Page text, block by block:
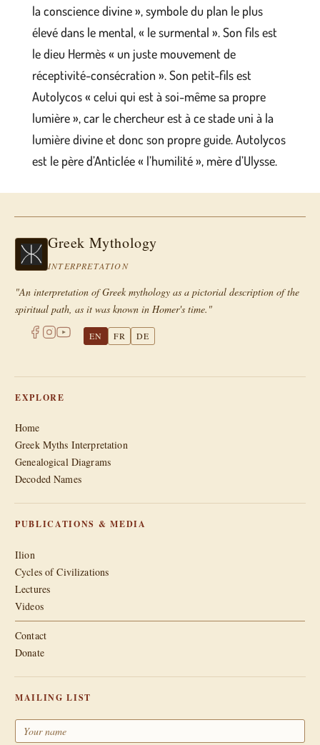
la conscience divine », symbole du plan le plus
élevé dans le mental, « le surmental ». Son fils est
le dieu Hermès « un juste mouvement de
réceptivité-consécration ». Son petit-fils est
Autolycos « celui qui est à soi-même sa propre
lumière », car le chercheur est à ce stade uni à la
lumière divine et donc son propre guide. Autolycos
est le père d’Anticlée « l’humilité », mère d’Ulysse.
Greek Mythology
INTERPRETATION
"An interpretation of Greek mythology as a pictorial description of the
spiritual path, as it was known in Homer's time."
EN FR DE
EXPLORE
Home
Greek Myths Interpretation
Genealogical Diagrams
Decoded Names
PUBLICATIONS & MEDIA
Ilion
Cycles of Civilizations
Lectures
Videos
Contact
Donate
MAILING LIST